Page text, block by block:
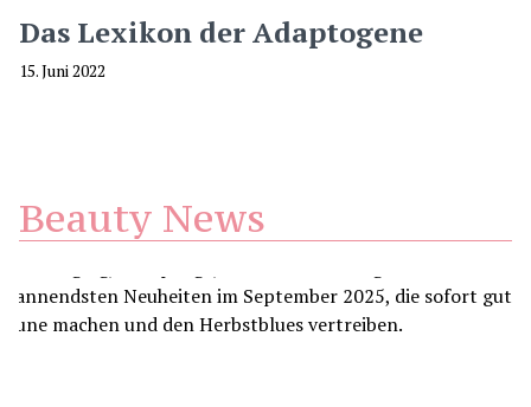
Das Lexikon der Adaptogene
15. Juni 2022
Beauty News